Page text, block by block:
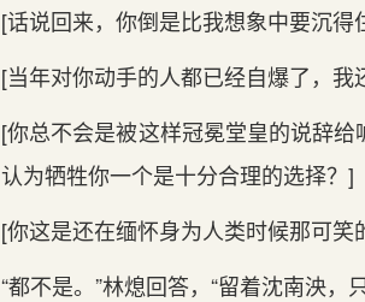
[话‌说回来，你倒是比我‌想象中要沉得
[当年对你动手的人都已经自爆了，
[你总不会是被这样冠冕堂皇的说辞
认为牺牲你一个是十分合理‌的选择？]
[你这是还在缅怀身为人类时候那可笑
“都不是。”林熄回答，“留着沈南泱